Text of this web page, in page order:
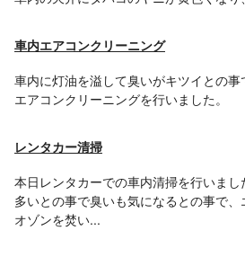
車内エアコンクリーニング
車内に灯油を溢して臭いがキツイとの事
エアコンクリーニングを行いました。
レンタカー清掃
本日レンタカーでの車内清掃を行いま
多いとの事で臭いも気になるとの事で
オゾンを焚い...